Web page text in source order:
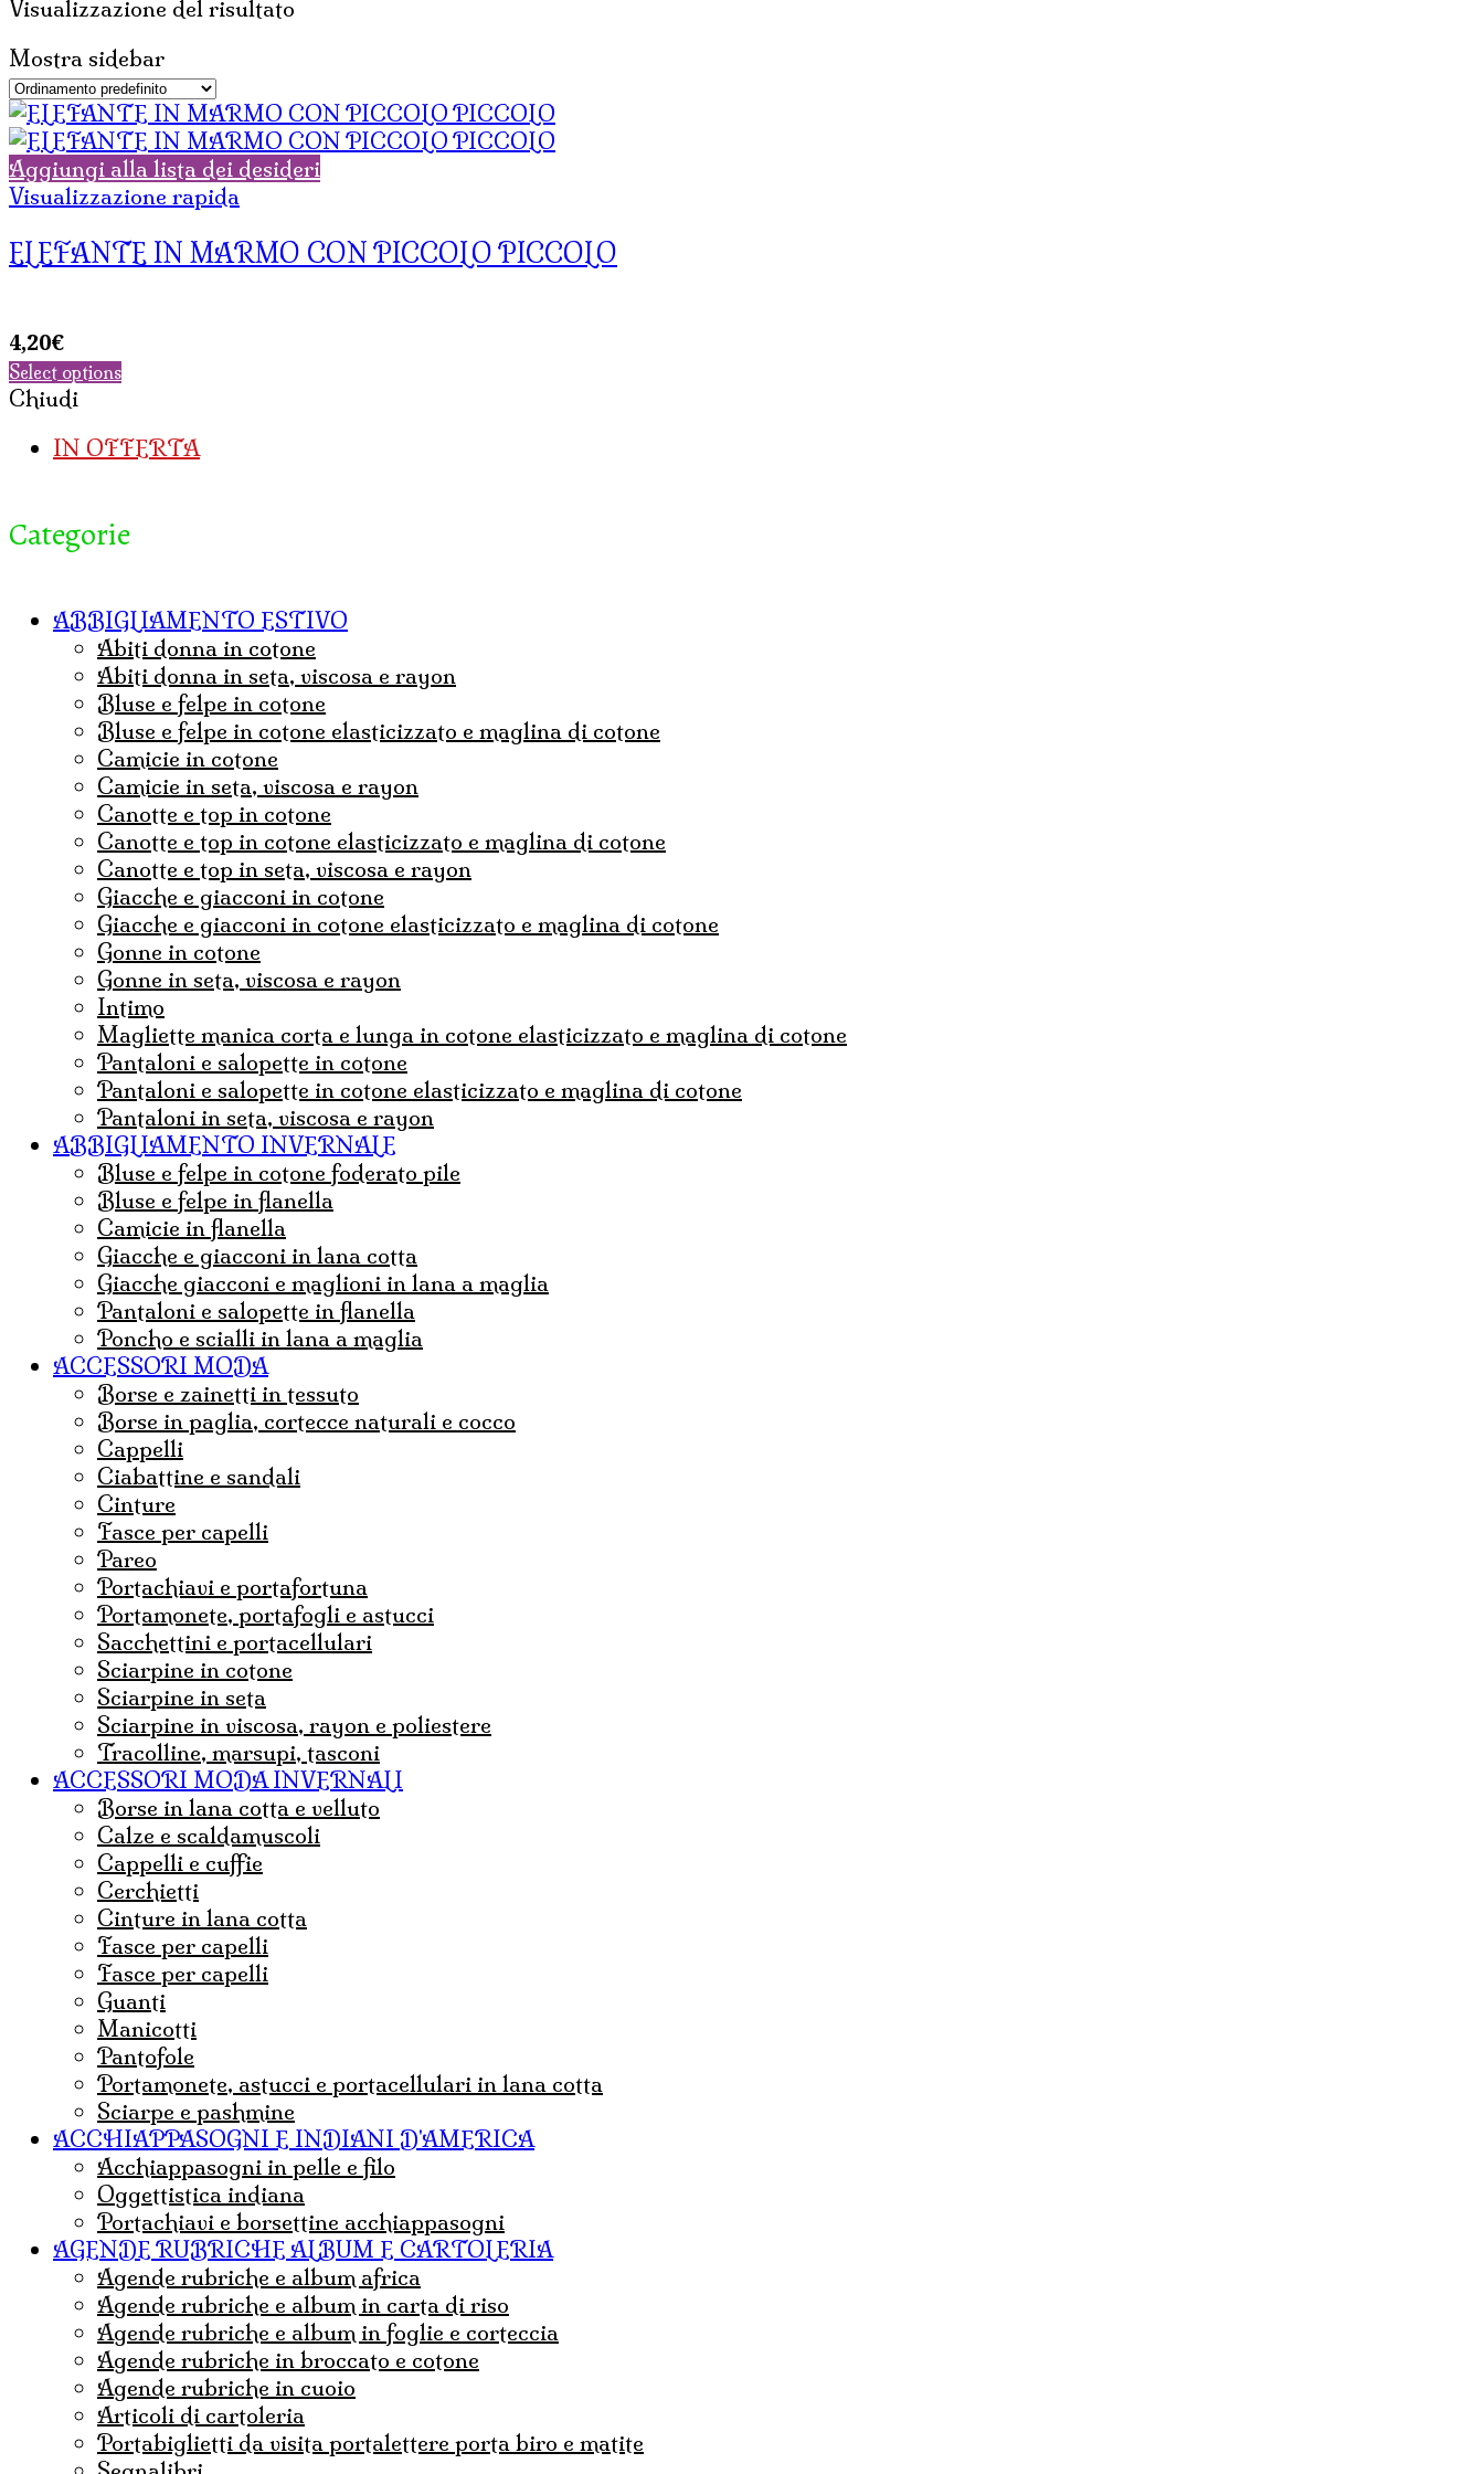
Visualizzazione del risultato
Mostra sidebar
Aggiungi alla lista dei desideri
Visualizzazione rapida
ELEFANTE IN MARMO CON PICCOLO PICCOLO
4,20€
Select options
Chiudi
IN OFFERTA
Categorie
ABBIGLIAMENTO ESTIVO
abiti donna in cotone
abiti donna in seta, viscosa e rayon
bluse e felpe in cotone
bluse e felpe in cotone elasticizzato e maglina di cotone
camicie in cotone
camicie in seta, viscosa e rayon
canotte e top in cotone
canotte e top in cotone elasticizzato e maglina di cotone
canotte e top in seta, viscosa e rayon
Giacche e giacconi in cotone
giacche e giacconi in cotone elasticizzato e maglina di cotone
gonne in cotone
Gonne in seta, viscosa e rayon
Intimo
magliette manica corta e lunga in cotone elasticizzato e maglina di cotone
pantaloni e salopette in cotone
Pantaloni e salopette in cotone elasticizzato e maglina di cotone
Pantaloni in seta, viscosa e rayon
ABBIGLIAMENTO INVERNALE
Bluse e felpe in cotone foderato pile
Bluse e felpe in flanella
Camicie in flanella
Giacche e giacconi in lana cotta
Giacche giacconi e maglioni in lana a maglia
Pantaloni e salopette in flanella
Poncho e scialli in lana a maglia
ACCESSORI MODA
borse e zainetti in tessuto
borse in paglia, cortecce naturali e cocco
Cappelli
ciabattine e sandali
cinture
fasce per capelli
pareo
portachiavi e portafortuna
portamonete, portafogli e astucci
sacchettini e portacellulari
sciarpine in cotone
sciarpine in seta
sciarpine in viscosa, rayon e poliestere
tracolline, marsupi, tasconi
ACCESSORI MODA INVERNALI
borse in lana cotta e velluto
Calze e scaldamuscoli
cappelli e cuffie
Cerchietti
cinture in lana cotta
fasce per capelli
Fasce per capelli
guanti
Manicotti
Pantofole
portamonete, astucci e portacellulari in lana cotta
sciarpe e pashmine
ACCHIAPPASOGNI E INDIANI D'AMERICA
acchiappasogni in pelle e filo
Oggettistica indiana
Portachiavi e borsettine acchiappasogni
AGENDE RUBRICHE ALBUM E CARTOLERIA
agende rubriche e album africa
agende rubriche e album in carta di riso
agende rubriche e album in foglie e corteccia
agende rubriche in broccato e cotone
agende rubriche in cuoio
articoli di cartoleria
portabiglietti da visita portalettere porta biro e matite